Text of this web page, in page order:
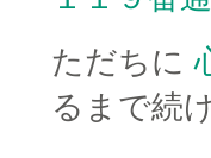
ただちに
るまで続